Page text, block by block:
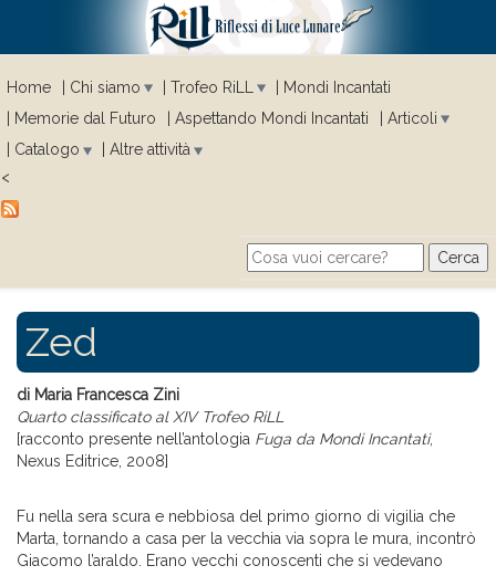
Home Chi siamo Trofeo RiLL
Mondi Incantati
Memorie dal Futuro
Aspettando Mondi Incantati
Articoli
Catalogo
Altre attività
<
Search form
Cerca
Zed
di Maria Francesca Zini
Quarto classificato al XIV Trofeo RiLL
[racconto presente nell’antologia Fuga da Mondi Incantati,
Nexus Editrice, 2008]
Fu nella sera scura e nebbiosa del primo giorno di vigilia che
Marta, tornando a casa per la vecchia via sopra le mura, incontrò
Giacomo l’araldo. Erano vecchi conoscenti che si vedevano